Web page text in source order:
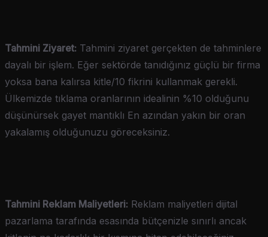
Tahmini Ziyaret: Tahmini ziyaret gerçekten de tahminlere
dayalı bir işlem. Eğer sektörde tanıdığınız güçlü bir firma
yoksa bana kalırsa kitle/10 fikrini kullanmak gerekli.
Ülkemizde tıklama oranlarının idealinin %10 olduğunu
düşünürsek gayet mantıklı En azından yakın bir oran
yakalamış olduğunuzu göreceksiniz.
Tahmini Reklam Maliyetleri: Reklam maliyetleri dijital
pazarlama tarafında esasında bütçenizle sınırlı ancak